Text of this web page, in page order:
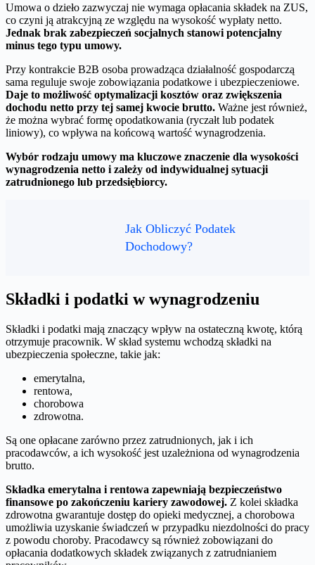
Umowa o dzieło zazwyczaj nie wymaga opłacania składek na ZUS,
co czyni ją atrakcyjną ze względu na wysokość wypłaty netto.
Jednak brak zabezpieczeń socjalnych stanowi potencjalny
minus tego typu umowy.
Przy kontrakcie B2B osoba prowadząca działalność gospodarczą
sama reguluje swoje zobowiązania podatkowe i ubezpieczeniowe.
Daje to możliwość optymalizacji kosztów oraz zwiększenia
dochodu netto przy tej samej kwocie brutto. Ważne jest również,
że można wybrać formę opodatkowania (ryczałt lub podatek
liniowy), co wpływa na końcową wartość wynagrodzenia.
Wybór rodzaju umowy ma kluczowe znaczenie dla wysokości
wynagrodzenia netto i zależy od indywidualnej sytuacji
zatrudnionego lub przedsiębiorcy.
Jak Obliczyć Podatek
Dochodowy?
Składki i podatki w wynagrodzeniu
Składki i podatki mają znaczący wpływ na ostateczną kwotę, którą
otrzymuje pracownik. W skład systemu wchodzą składki na
ubezpieczenia społeczne, takie jak:
emerytalna,
rentowa,
chorobowa
zdrowotna.
Są one opłacane zarówno przez zatrudnionych, jak i ich
pracodawców, a ich wysokość jest uzależniona od wynagrodzenia
brutto.
Składka emerytalna i rentowa zapewniają bezpieczeństwo
finansowe po zakończeniu kariery zawodowej. Z kolei składka
zdrowotna gwarantuje dostęp do opieki medycznej, a chorobowa
umożliwia uzyskanie świadczeń w przypadku niezdolności do pracy
z powodu choroby. Pracodawcy są również zobowiązani do
opłacania dodatkowych składek związanych z zatrudnianiem